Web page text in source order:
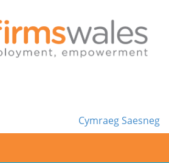
CymraegSaesneg